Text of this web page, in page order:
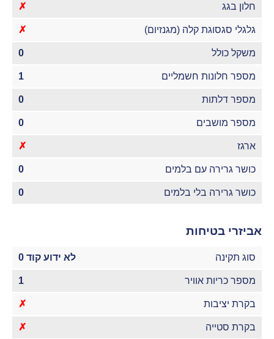
חלון בגג ✗
גלגלי סגסוגת קלה (מגנזיום) ✗
משקל כולל 0
מספר חלונות חשמליים 1
מספר דלתות 0
מספר מושבים 0
ארגז ✗
כושר גרירה עם בלמים 0
כושר גרירה בלי בלמים 0
אביזרי בטיחות
סוג תקינה לא ידוע קוד 0
מספר כריות אוויר 1
בקרת יציבות ✗
בקרת סטייה ✗